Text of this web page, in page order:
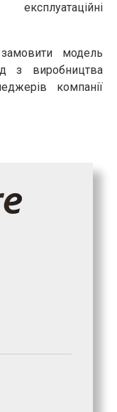
модель
з виробництва
компанії